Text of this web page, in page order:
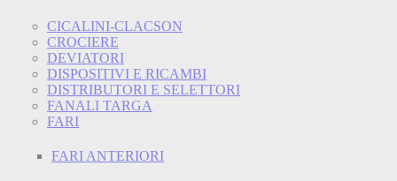
CICALINI-CLACSON
CROCIERE
DEVIATORI
DISPOSITIVI E RICAMBI
DISTRIBUTORI E SELETTORI
FANALI TARGA
FARI
FARI ANTERIORI